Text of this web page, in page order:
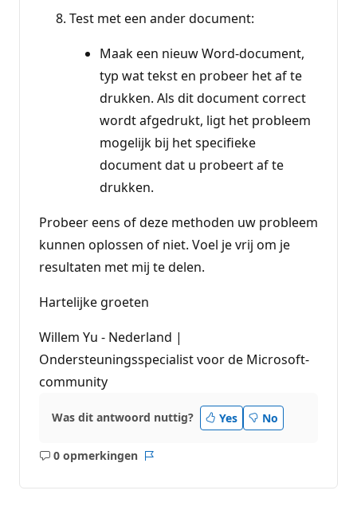
Test met een ander document:
Maak een nieuw Word-document,
typ wat tekst en probeer het af te
drukken. Als dit document correct
wordt afgedrukt, ligt het probleem
mogelijk bij het specifieke
document dat u probeert af te
drukken.
Probeer eens of deze methoden uw probleem
kunnen oplossen of niet. Voel je vrij om je
resultaten met mij te delen.
Hartelijke groeten
Willem Yu - Nederland |
Ondersteuningsspecialist voor de Microsoft-
community
Was dit antwoord nuttig? Yes No
0 opmerkingen
Geen